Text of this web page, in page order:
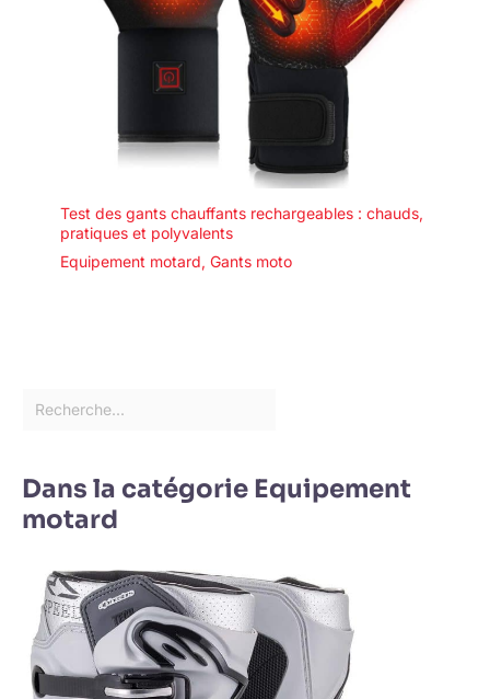
Test des gants chauffants rechargeables : chauds,
pratiques et polyvalents
Equipement motard, Gants moto
Dans la catégorie Equipement
motard